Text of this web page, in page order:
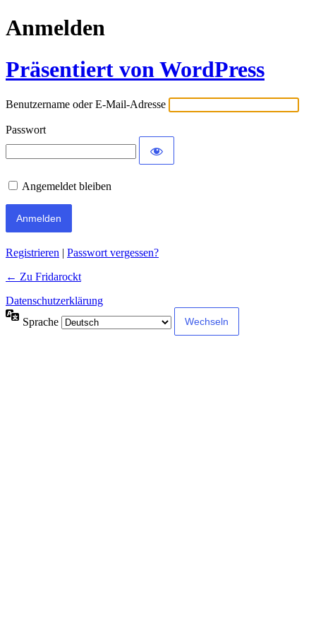
Anmelden
Präsentiert von WordPress
Benutzername oder E-Mail-Adresse
Passwort
Angemeldet bleiben
Registrieren | Passwort vergessen?
← Zu Fridarockt
Datenschutzerklärung
Sprache